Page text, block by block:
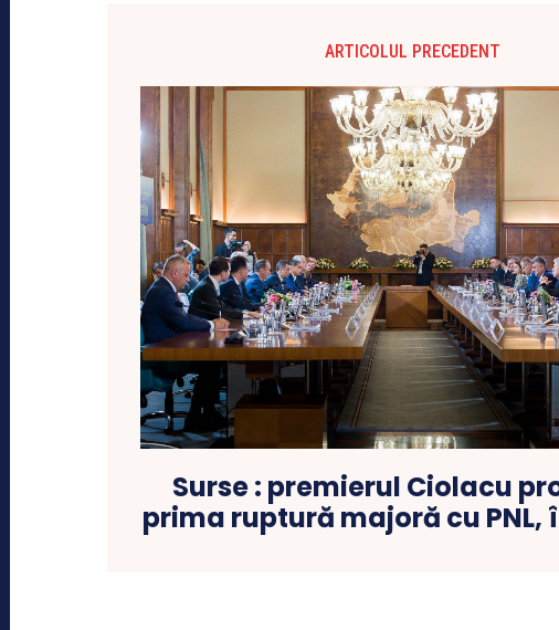
ARTICOLUL PRECEDENT
Surse : premierul Ciolacu
prima ruptură majoră cu PNL,